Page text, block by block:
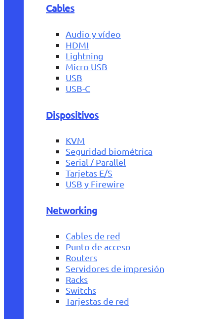
Cables
Audio y vídeo
HDMI
Lightning
Micro USB
USB
USB-C
Dispositivos
KVM
Seguridad biométrica
Serial / Parallel
Tarjetas E/S
USB y Firewire
Networking
Cables de red
Punto de acceso
Routers
Servidores de impresión
Racks
Switchs
Tarjestas de red